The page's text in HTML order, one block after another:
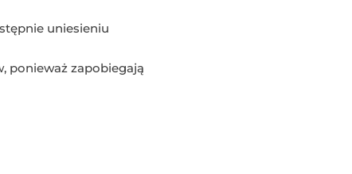
uniesieniu
ponieważ zapobiegają